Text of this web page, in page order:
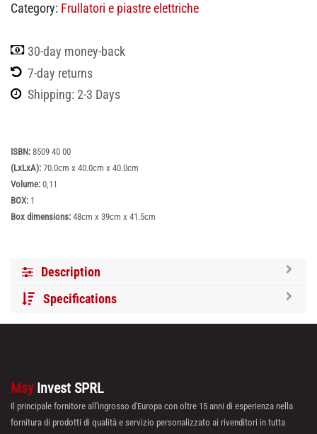
Category: Frullatori e piastre elettriche
30-day money-back
7-day returns
Shipping: 2-3 Days
ISBN: 8509 40 00
(LxLxA): 70.0cm x 40.0cm x 40.0cm
Volume: 0,11
BOX: 1
Box dimensions: 48cm x 39cm x 41.5cm
Description
Specifications
Msy Invest SPRL
Il principale fornitore all'ingrosso d'Europa con oltre 15 anni di esperienza nella
fornitura di prodotti di qualità e servizio personalizzato ai rivenditori in tutta